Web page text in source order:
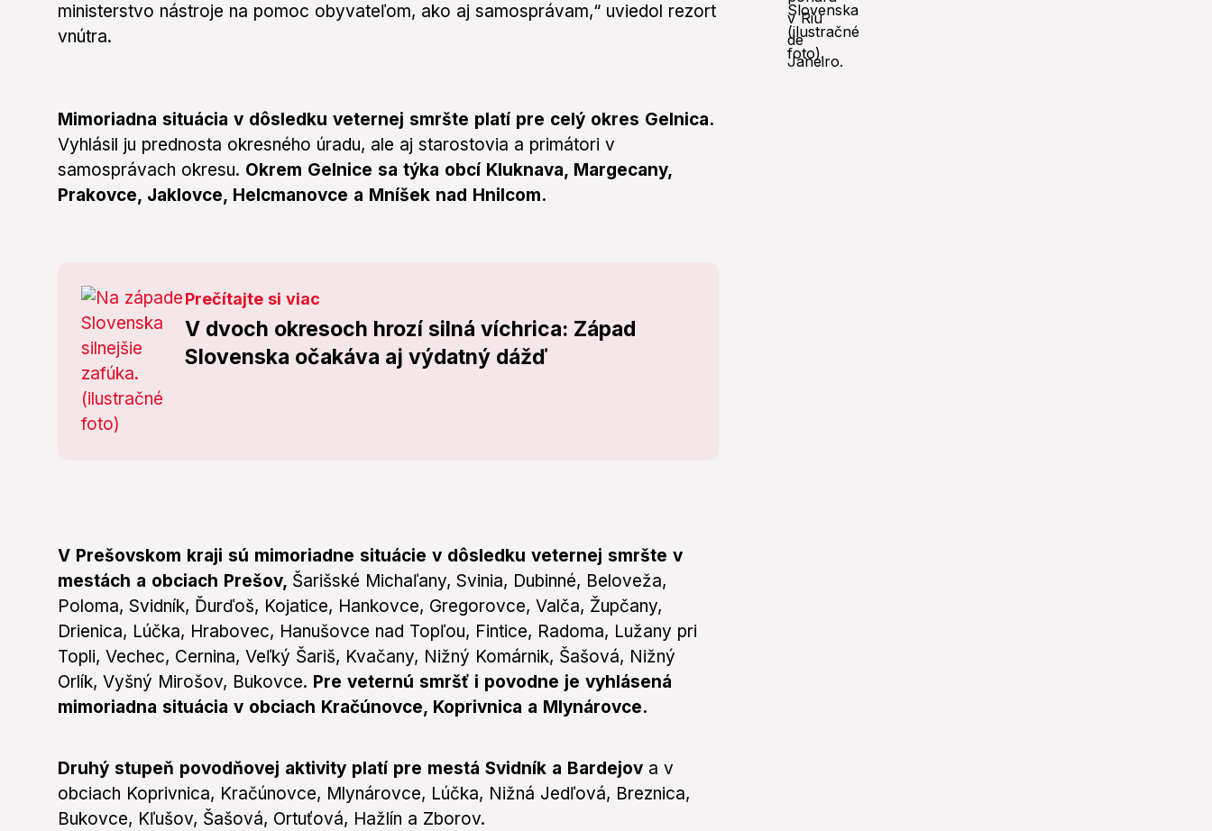
ministerstvo nástroje na pomoc obyvateľom, ako aj samosprávam,“ uviedol rezort
vnútra.
Mimoriadna situácia v dôsledku veternej smršte platí pre celý okres Gelnica.
Vyhlásil ju prednosta okresného úradu, ale aj starostovia a primátori v
samosprávach okresu. Okrem Gelnice sa týka obcí Kluknava, Margecany,
Prakovce, Jaklovce, Helcmanovce a Mníšek nad Hnilcom.
Prečítajte si viac
V dvoch okresoch hrozí silná víchrica: Západ
Slovenska očakáva aj výdatný dážď
V Prešovskom kraji sú mimoriadne situácie v dôsledku veternej smršte v
mestách a obciach Prešov, Šarišské Michaľany, Svinia, Dubinné, Beloveža,
Poloma, Svidník, Ďurďoš, Kojatice, Hankovce, Gregorovce, Valča, Župčany,
Drienica, Lúčka, Hrabovec, Hanušovce nad Topľou, Fintice, Radoma, Lužany pri
Topli, Vechec, Cernina, Veľký Šariš, Kvačany, Nižný Komárnik, Šašová, Nižný
Orlík, Vyšný Mirošov, Bukovce. Pre veternú smršť i povodne je vyhlásená
mimoriadna situácia v obciach Kračúnovce, Koprivnica a Mlynárovce.
Druhý stupeň povodňovej aktivity platí pre mestá Svidník a Bardejov a v
obciach Koprivnica, Kračúnovce, Mlynárovce, Lúčka, Nižná Jedľová, Breznica,
Bukovce, Kľušov, Šašová, Ortuťová, Hažlín a Zborov.